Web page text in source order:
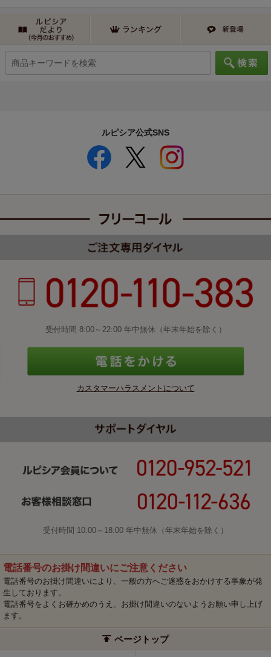
ルピシア公式SNS
受付時間 8:00～22:00 年中無休（年末年始を除く）
カスタマーハラスメントについて
受付時間 10:00～18:00 年中無休（年末年始を除く）
電話番号のお掛け間違いにご注意ください
電話番号のお掛け間違いにより、一般の方へご迷惑をおかけする事象が発
生しております。
電話番号をよくお確かめのうえ、お掛け間違いのないようお願い申し上げ
ます。
ページトップ